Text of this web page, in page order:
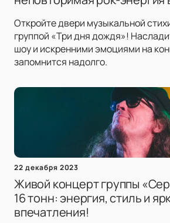
Откройте двери музыкальной
группой «Три дня дождя»!
шоу и искренними эмоциями на
запомнится надолго.
22 декабря 2023
Живой концерт группы
16 тонн: энергия, стиль и
впечатления!